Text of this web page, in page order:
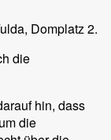
Domplatz 2.
die
hin, dass
die